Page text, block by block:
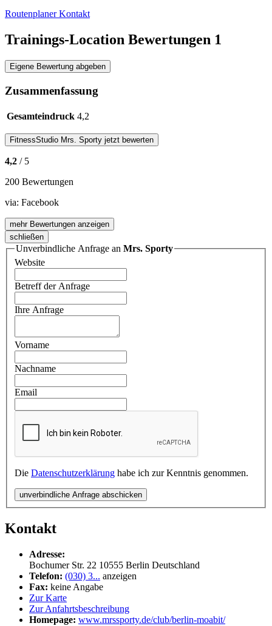
RoutenplanerKontakt
Trainings-Location Bewertungen 1
Eigene Bewertung abgeben
Zusammenfassung
Gesamteindruck 4,2
FitnessStudio Mrs. Sporty jetzt bewerten
4,2 / 5
200 Bewertungen
via: Facebook
mehr Bewertungen anzeigen
schließen
Unverbindliche Anfrage an Mrs. Sporty
Website
Betreff der Anfrage
Ihre Anfrage
Vorname
Nachname
Email
Die Datenschutzerklärung habe ich zur Kenntnis genommen.
unverbindliche Anfrage abschicken
Kontakt
Adresse:
Bochumer Str. 22 10555 Berlin Deutschland
Telefon: (030) 3... anzeigen
Fax: keine Angabe
Zur Karte
Zur Anfahrtsbeschreibung
Homepage: www.mrssporty.de/club/berlin-moabit/